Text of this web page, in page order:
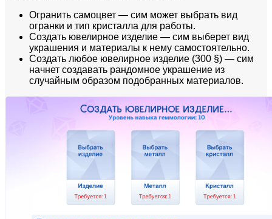
Огранить самоцвет — сим может выбрать вид
огранки и тип кристалла для работы.
Создать ювелирное изделие — сим выберет вид
украшения и материалы к нему самостоятельно.
Создать любое ювелирное изделие (300 §) — сим
начнет создавать рандомное украшение из
случайным образом подобранных материалов.